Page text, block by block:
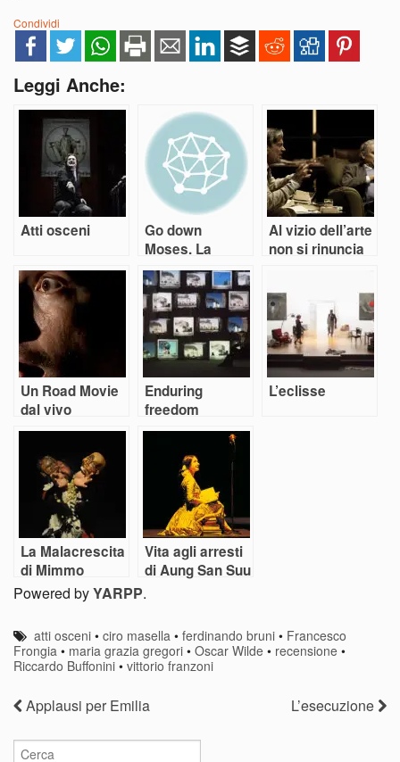
Condividi
Leggi Anche:
Atti osceni
Go down
Moses. La
recensione
Al vizio dell’arte
non si rinuncia
Un Road Movie
dal vivo
Enduring
freedom
L’eclisse
La Malacrescita
di Mimmo
Borrelli
Vita agli arresti
di Aung San Suu
Powered byYARPP.
atti osceni •ciro masella •ferdinando bruni • Francesco
Frongia • maria grazia gregori • Oscar Wilde • recensione •
Riccardo Buffonini • vittorio franzoni
Applausi per Emilia L’esecuzione